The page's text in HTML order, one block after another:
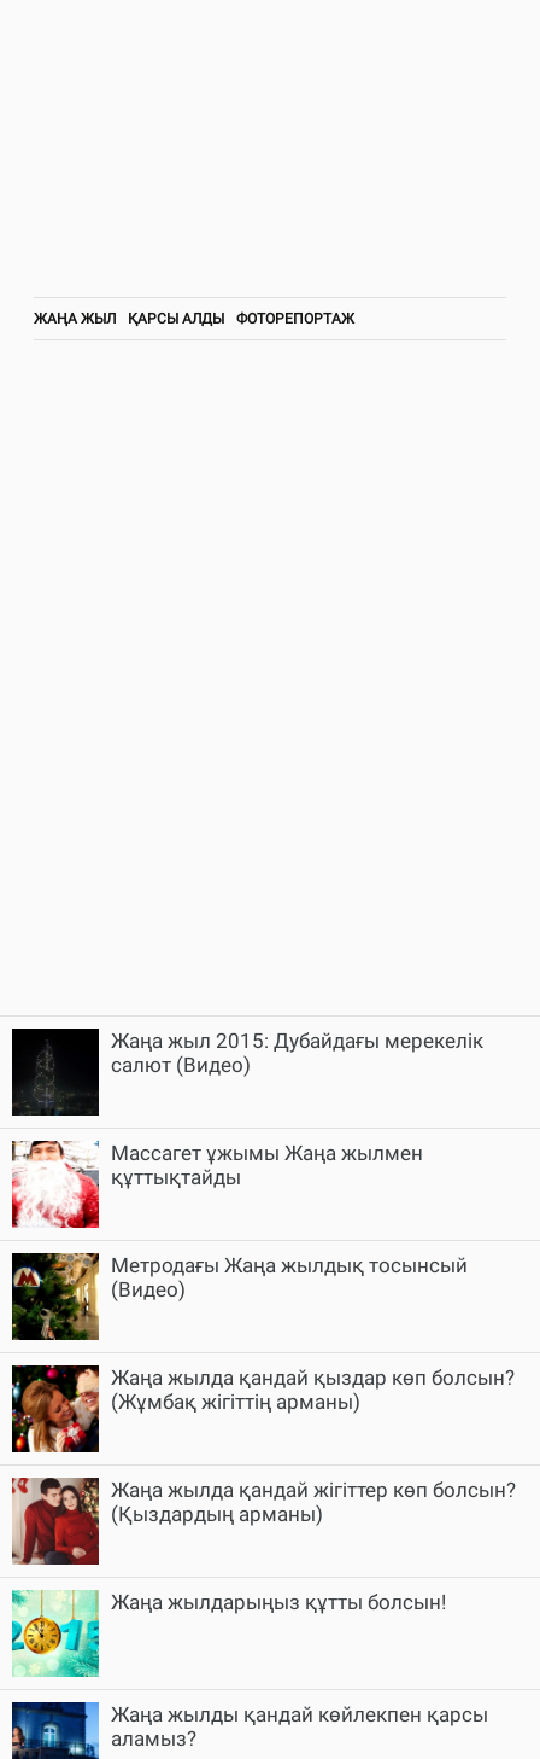
Жаңа жыл 2015: Дубайдағы мерекелік
салют (Видео)
Массагет ұжымы Жаңа жылмен
құттықтайды
Метродағы Жаңа жылдық тосынсый
(Видео)
Жаңа жылда қандай қыздар көп болсын?
(Жұмбақ жігіттің арманы)
Жаңа жылда қандай жігіттер көп болсын?
(Қыздардың арманы)
Жаңа жылдарыңыз құтты болсын!
Жаңа жылды қандай көйлекпен қарсы
аламыз?